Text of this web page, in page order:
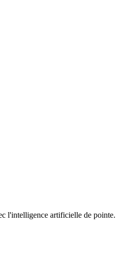
l'intelligence artificielle de pointe.